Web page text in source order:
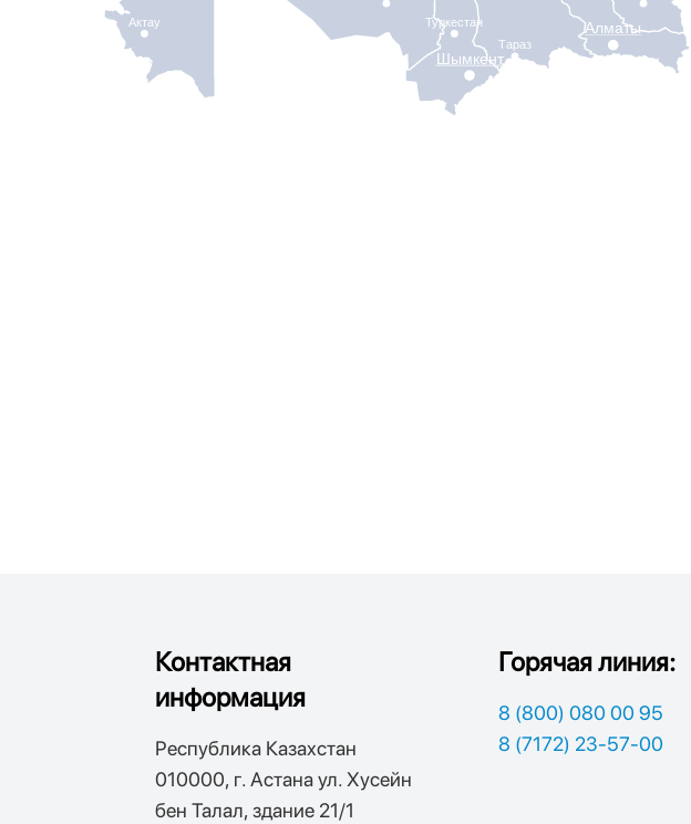
Алматы
Актау
Тараз
Туркестан
Шымкент
Контактная
информация
Республика Казахстан
010000, г. Астана ул. Хусейн
бен Талал, здание 21/1
Горячая линия:
8 (800) 080 00 95
8 (7172) 23-57-00